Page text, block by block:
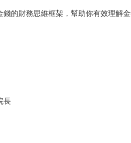
的財務思維框架，幫助你有效理解
長